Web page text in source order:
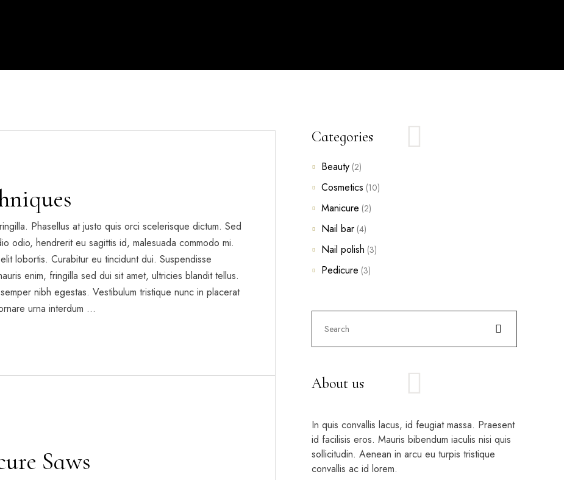
Phasellus at justo quis orci scelerisque dictum. Sed
odio, hendrerit eu sagittis id, malesuada commodo mi.
lobortis. Curabitur eu tincidunt dui. Suspendisse
enim, fringilla sed dui sit amet, ultricies blandit tellus.
nibh egestas. Vestibulum tristique nunc in placerat
urna interdum …
Saws
Categories
Beauty (2)
Cosmetics (10)
Manicure (2)
Nail bar (4)
Nail polish (3)
Pedicure (3)
About us
In quis convallis lacus, id feugiat massa. Praesent
id facilisis eros. Mauris bibendum iaculis nisi quis
sollicitudin. Aenean in arcu eu turpis tristique
convallis ac id lorem.